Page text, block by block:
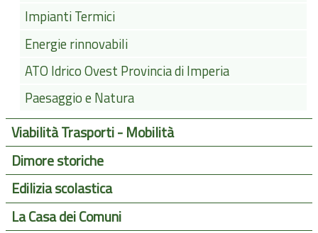
Impianti Termici
Energie rinnovabili
ATO Idrico Ovest Provincia di Imperia
Paesaggio e Natura
Viabilità Trasporti - Mobilità
Dimore storiche
Edilizia scolastica
La Casa dei Comuni